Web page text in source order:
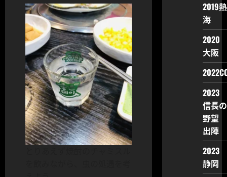
2019熱
海
2020
大阪
2023
信長の
野望
出陣
2023
静岡